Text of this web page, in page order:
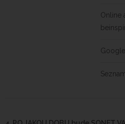
Online
Google